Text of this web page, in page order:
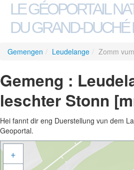
LE GÉOPORTAIL
DU GRAND-
Gemengen / Leudelange / Zomm
Gemeng :
leschter Stonn
Hei fannt dir eng Duerstellung vun dem
Geoportal.
+